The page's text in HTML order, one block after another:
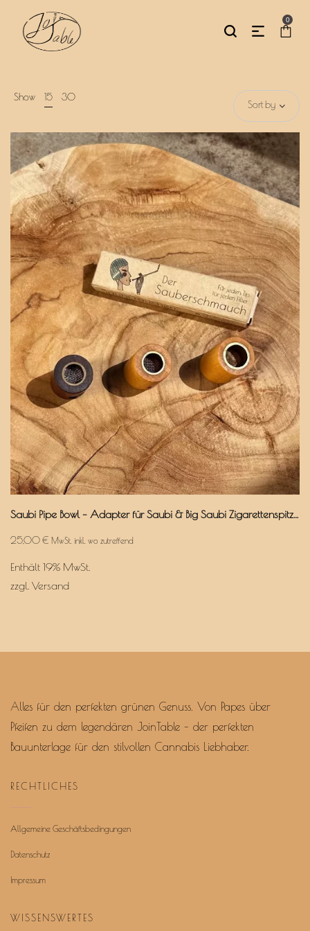
0
Show 15 30
Sort by
Saubi Pipe Bowl – Adapter für Saubi & Big Saubi Zigarettenspitzen
25,00 € MwSt. inkl. wo zutreffend
Enthält 19% MwSt.
zzgl. Versand
Alles für den perfekten grünen Genuss. Von Papes über
Pfeifen zu dem legendären JoinTable – der perfekten
Bauunterlage für den stilvollen Cannabis Liebhaber.
RECHTLICHES
Allgemeine Geschäftsbedingungen
Datenschutz
Impressum
WISSENSWERTES